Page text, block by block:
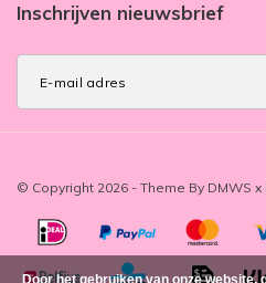
Inschrijven nieuwsbrief
© Copyright 2026 - Theme By DMWS x
Door het gebruiken van onze